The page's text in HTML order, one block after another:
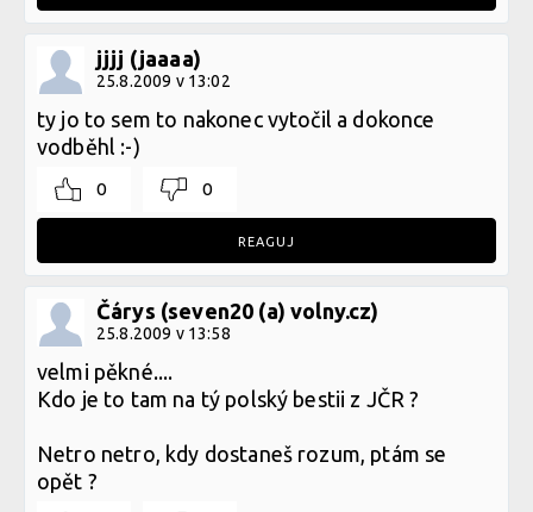
jjjj (jaaaa)
25.8.2009 v 13:02
ty jo to sem to nakonec vytočil a dokonce
vodběhl :-)
0 0
REAGUJ
Čárys (seven20 (a) volny.cz)
25.8.2009 v 13:58
velmi pěkné....
Kdo je to tam na tý polský bestii z JČR ?
Netro netro, kdy dostaneš rozum, ptám se
opět ?